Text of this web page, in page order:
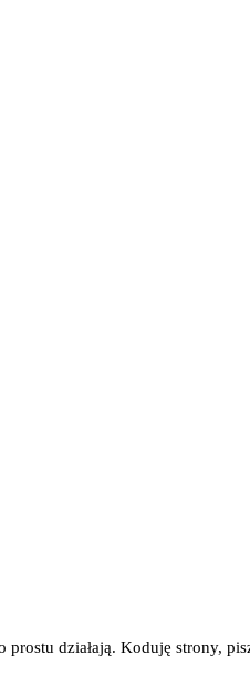
działają. Koduję strony,